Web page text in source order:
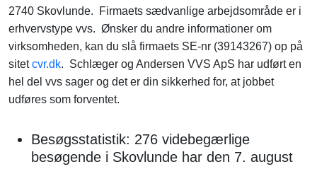
2740 Skovlunde. Firmaets sædvanlige arbejdsområde er i
erhvervstype vvs. Ønsker du andre informationer om
virksomheden, kan du slå firmaets SE-nr (39143267) op på
sitetcvr.dk. Schlæger og Andersen VVS ApS har udført en
hel del vvs sager og det er din sikkerhed for, at jobbet
udføres som forventet.
Besøgsstatistik: 276 videbegærlige
besøgende i Skovlunde har den 7. august